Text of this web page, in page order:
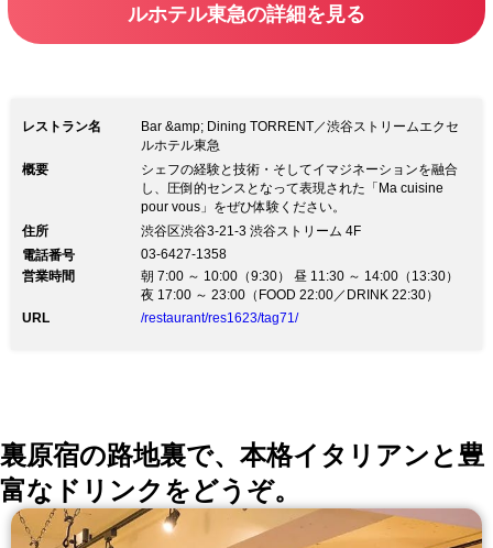
ルホテル東急の詳細を見る
レストラン名
Bar &amp; Dining TORRENT／渋谷ストリームエクセ
ルホテル東急
概要
シェフの経験と技術・そしてイマジネーションを融合
し、圧倒的センスとなって表現された「Ma cuisine
pour vous」をぜひ体験ください。
住所
渋谷区渋谷3-21-3 渋谷ストリーム 4F
電話番号
03-6427-1358
営業時間
朝 7:00 ～ 10:00（9:30） 昼 11:30 ～ 14:00（13:30）
夜 17:00 ～ 23:00（FOOD 22:00／DRINK 22:30）
URL
/restaurant/res1623/tag71/
裏原宿の路地裏で、本格イタリアンと豊
富なドリンクをどうぞ。